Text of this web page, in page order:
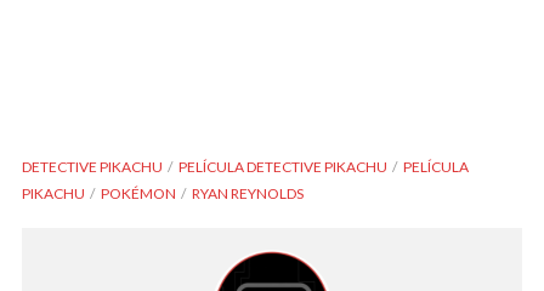
DETECTIVE PIKACHU PELÍCULA DETECTIVE PIKACHU
PELÍCULA
PIKACHU
POKÉMON RYAN REYNOLDS